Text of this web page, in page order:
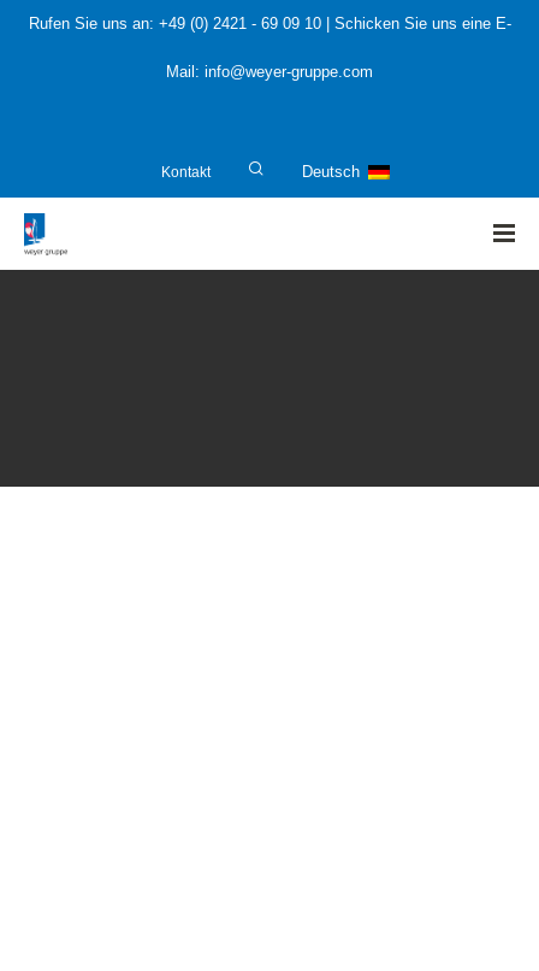
Rufen Sie uns an: +49 (0) 2421 - 69 09 10| Schicken Sie uns eine E-
Mail: info@weyer-gruppe.com
Kontakt Deutsch